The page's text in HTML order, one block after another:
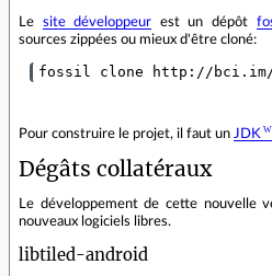
Le site développeur est un dépôt
sources zippées ou mieux d'être cloné:
Pour construire le projet, il faut un JDK
Dégâts collatéraux
Le développement de cette nouvelle
nouveaux logiciels libres.
libtiled-android